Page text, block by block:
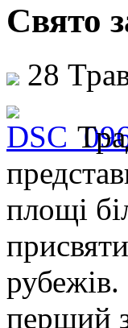
Свято
28
площі
перший